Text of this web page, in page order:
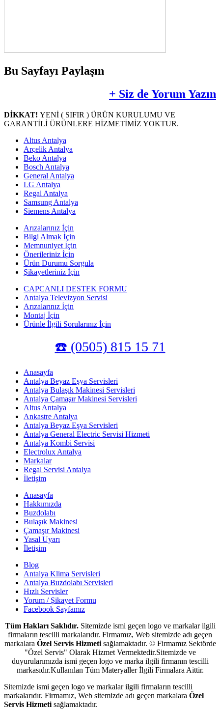
Bu Sayfayı Paylaşın
+ Siz de Yorum Yazın
DİKKAT! YENİ ( SIFIR ) ÜRÜN KURULUMU VE
GARANTİLİ ÜRÜNLERE HİZMETİMİZ YOKTUR.
Altus Antalya
Arçelik Antalya
Beko Antalya
Bosch Antalya
General Antalya
LG Antalya
Regal Antalya
Samsung Antalya
Siemens Antalya
Arızalarınız İçin
Bilgi Almak İçin
Memnuniyet İçin
Önerileriniz İçin
Ürün Durumu Sorgula
Şikayetleriniz İçin
CAPCANLI DESTEK FORMU
Antalya Televizyon Servisi
Arızalarınız İçin
Montaj İçin
Ürünle İlgili Sorularınız İçin
☎️ (0505) 815 15 71
Anasayfa
Antalya Beyaz Eşya Servisleri
Antalya Bulaşık Makinesi Servisleri
Antalya Çamaşır Makinesi Servisleri
Altus Antalya
Ankastre Antalya
Antalya Beyaz Eşya Servisleri
Antalya General Electric Servisi Hizmeti
Antalya Kombi Servisi
Electrolux Antalya
Markalar
Regal Servisi Antalya
İletişim
Anasayfa
Hakkımızda
Buzdolabı
Bulaşık Makinesi
Çamaşır Makinesi
Yasal Uyarı
İletişim
Blog
Antalya Klima Servisleri
Antalya Buzdolabı Servisleri
Hızlı Servisler
Yorum / Şikayet Formu
Facebook Sayfamız
Tüm Hakları Saklıdır. Sitemizde ismi geçen logo ve markalar ilgili
firmaların tescilli markalarıdır. Firmamız, Web sitemizde adı geçen
markalara Özel Servis Hizmetisağlamaktadır. © Firmamız Sektörde
"Özel Servis" Olarak Hizmet Vermektedir.Sitemizde ve
duyurularımızda ismi geçen logo ve marka ilgili firmanın tescilli
markasıdır.Kullanılan Tüm Materyaller İlgili Firmalara Aittir.
Sitemizde ismi geçen logo ve markalar ilgili firmaların tescilli
markalarıdır. Firmamız, Web sitemizde adı geçen markalara Özel
Servis Hizmeti sağlamaktadır.